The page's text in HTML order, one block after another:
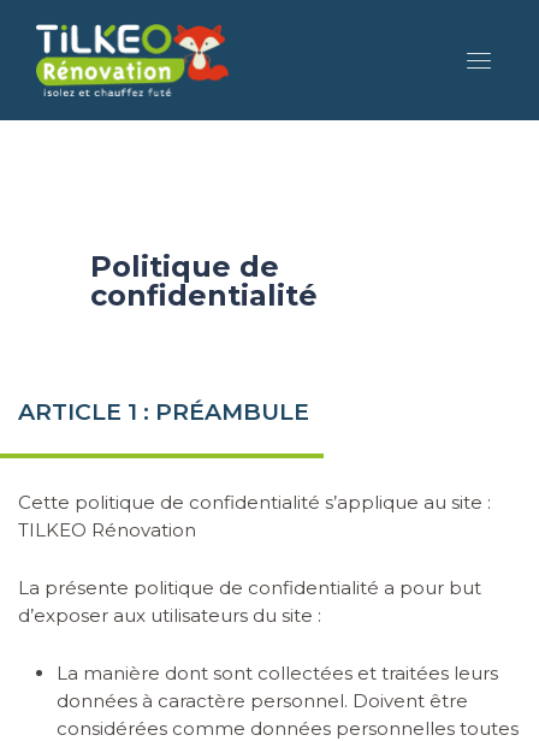
Politique de
confidentialité
ARTICLE 1 : PRÉAMBULE
Cette politique de confidentialité s’applique au site :
TILKEO Rénovation
La présente politique de confidentialité a pour but
d’exposer aux utilisateurs du site :
La manière dont sont collectées et traitées leurs
données à caractère personnel. Doivent être
considérées comme données personnelles toutes